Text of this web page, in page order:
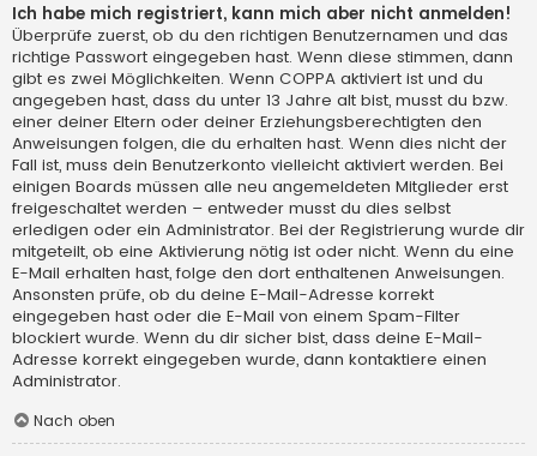
Ich habe mich registriert, kann mich aber nicht anmelden!
Überprüfe zuerst, ob du den richtigen Benutzernamen und das
richtige Passwort eingegeben hast. Wenn diese stimmen, dann
gibt es zwei Möglichkeiten. Wenn COPPA aktiviert ist und du
angegeben hast, dass du unter 13 Jahre alt bist, musst du bzw.
einer deiner Eltern oder deiner Erziehungsberechtigten den
Anweisungen folgen, die du erhalten hast. Wenn dies nicht der
Fall ist, muss dein Benutzerkonto vielleicht aktiviert werden. Bei
einigen Boards müssen alle neu angemeldeten Mitglieder erst
freigeschaltet werden – entweder musst du dies selbst
erledigen oder ein Administrator. Bei der Registrierung wurde dir
mitgeteilt, ob eine Aktivierung nötig ist oder nicht. Wenn du eine
E-Mail erhalten hast, folge den dort enthaltenen Anweisungen.
Ansonsten prüfe, ob du deine E-Mail-Adresse korrekt
eingegeben hast oder die E-Mail von einem Spam-Filter
blockiert wurde. Wenn du dir sicher bist, dass deine E-Mail-
Adresse korrekt eingegeben wurde, dann kontaktiere einen
Administrator.
Nach oben